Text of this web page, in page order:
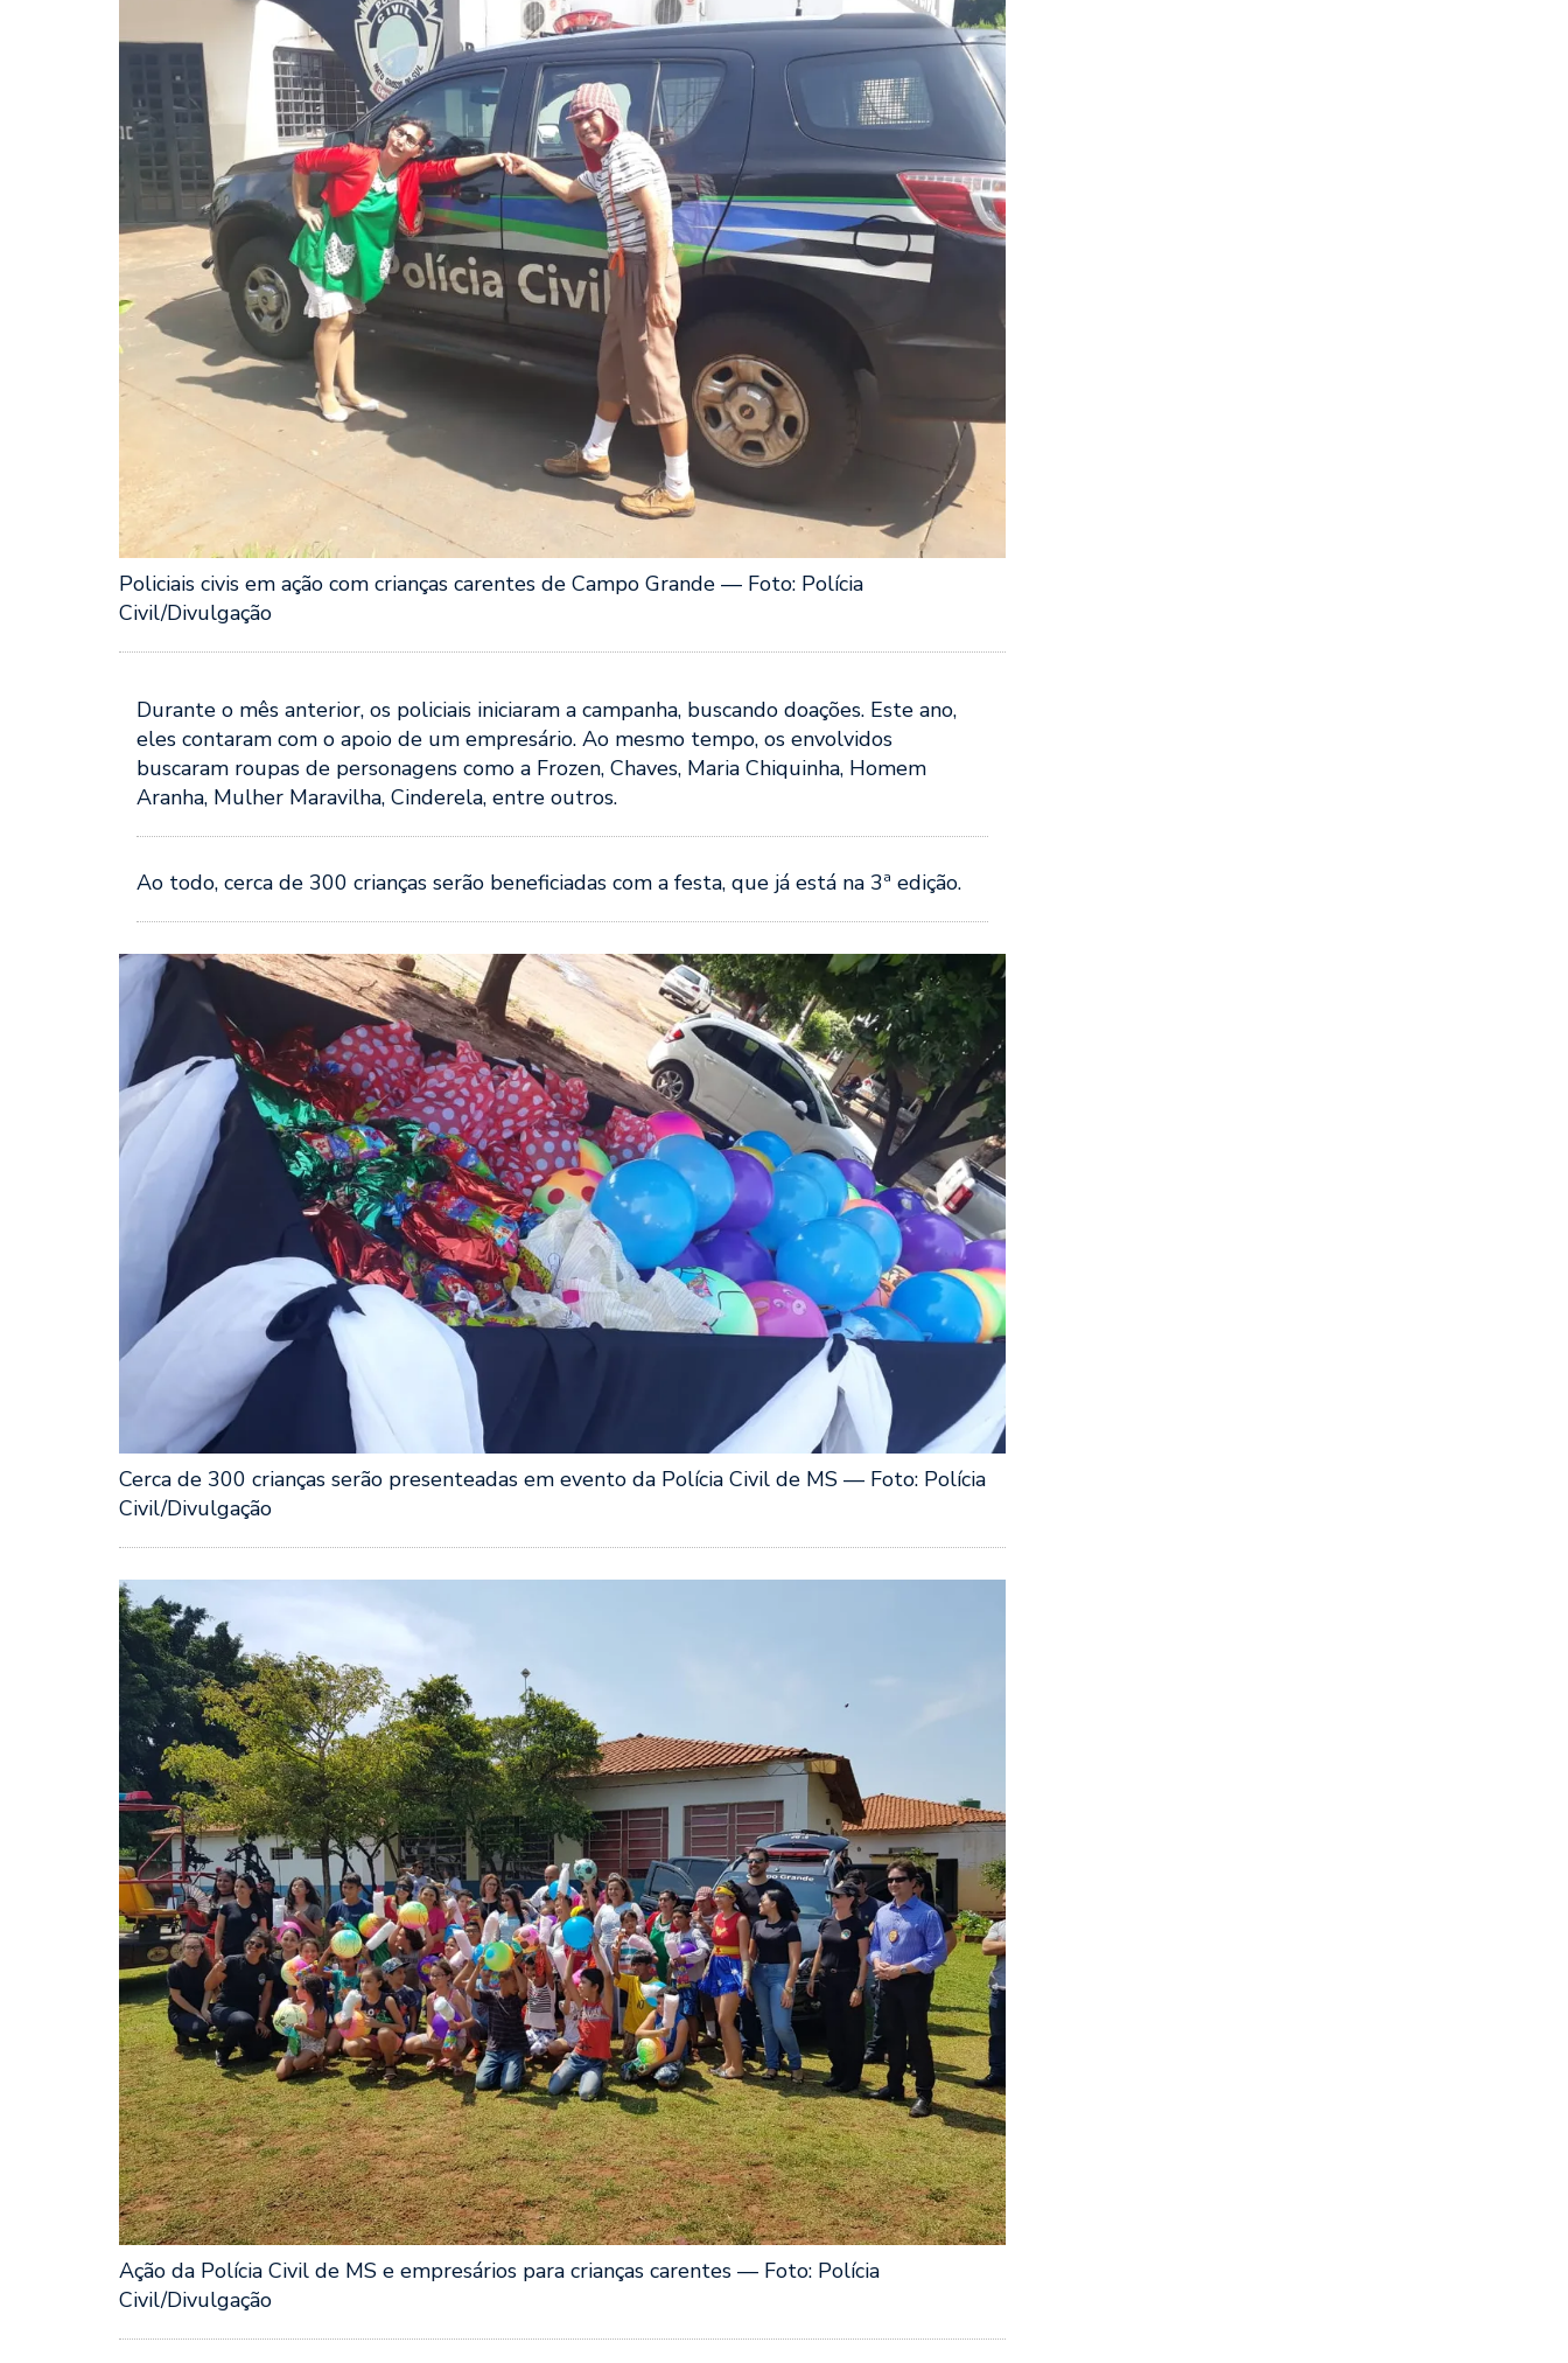
Policiais civis em ação com crianças carentes de Campo Grande — Foto: Polícia
Civil/Divulgação
Durante o mês anterior, os policiais iniciaram a campanha, buscando doações. Este ano,
eles contaram com o apoio de um empresário. Ao mesmo tempo, os envolvidos
buscaram roupas de personagens como a Frozen, Chaves, Maria Chiquinha, Homem
Aranha, Mulher Maravilha, Cinderela, entre outros.
Ao todo, cerca de 300 crianças serão beneficiadas com a festa, que já está na 3ª edição.
Cerca de 300 crianças serão presenteadas em evento da Polícia Civil de MS — Foto: Polícia
Civil/Divulgação
Ação da Polícia Civil de MS e empresários para crianças carentes — Foto: Polícia
Civil/Divulgação